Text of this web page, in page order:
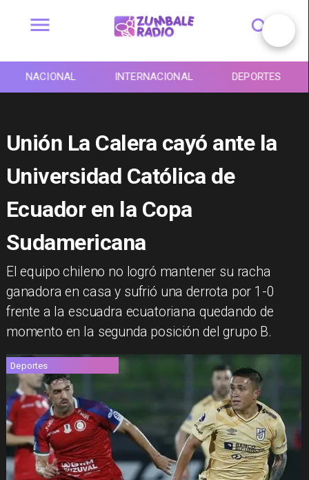
NACIONAL INTERNACIONAL DEPORTES
Unión La Calera cayó ante la
Universidad Católica de
Ecuador en la Copa
Sudamericana
El equipo chileno no logró mantener su racha
ganadora en casa y sufrió una derrota por 1-0
frente a la escuadra ecuatoriana quedando de
momento en la segunda posición del grupo B.
Deportes